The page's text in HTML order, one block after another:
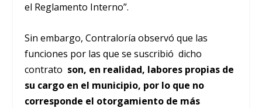
el Reglamento Interno”.
Sin embargo, Contraloría observó que las
funciones por las que se suscribió dicho
contrato son, en realidad, labores propias de
su cargo en el municipio, por lo que no
corresponde el otorgamiento de más